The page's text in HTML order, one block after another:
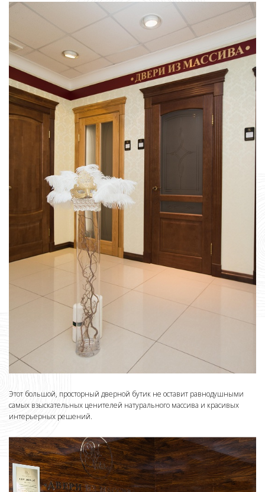
Этот большой, просторный дверной бутик не оставит равнодушными
самых взыскательных ценителей натурального массива и красивых
интерьерных решений.